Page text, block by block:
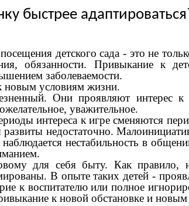
быстрее
детского сада - это не
обязанности. Привыкание к
заболеваемости.
новым условиям жизни.
Они проявляют интерес
уважительное.
интереса к игре сменяются
недостаточно.
нестабильность в
для себя быту. Как правило,
В опыте таких детей -
к воспитателю или полное
к новой обстановке и